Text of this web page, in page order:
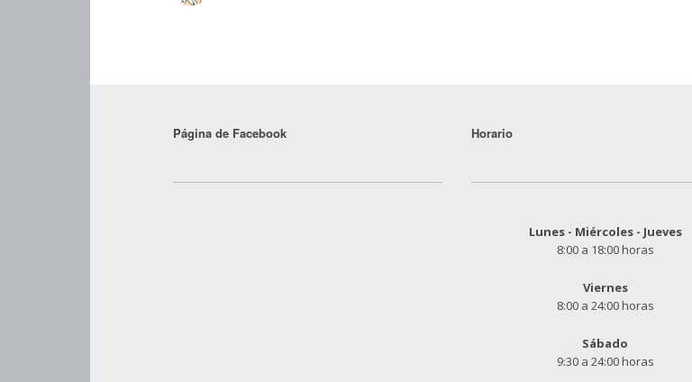
Página de Facebook Horario
Lunes - Miércoles - Jueves
8:00 a 18:00 horas
Viernes
8:00 a 24:00 horas
Sábado
9:30 a 24:00 horas